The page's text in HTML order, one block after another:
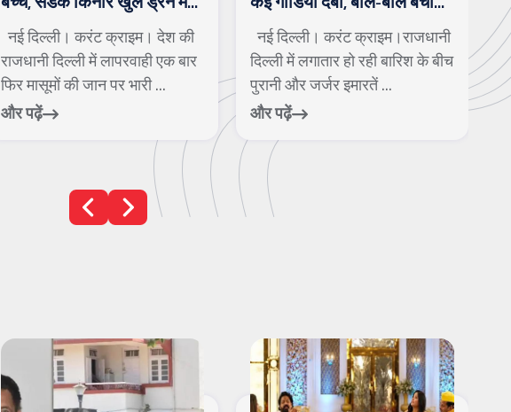
जा गिरे
नई दिल्ली। करंट क्राइम। देश की
राजधानी दिल्ली में लापरवाही एक बार
फिर मासूमों की जान पर भारी ...
और पढ़ें
बुजुर्ग की जान
नई दिल्ली। करंट क्राइम।राजधानी
दिल्ली में लगातार हो रही बारिश के बीच
पुरानी और जर्जर इमारतें ...
और पढ़ें